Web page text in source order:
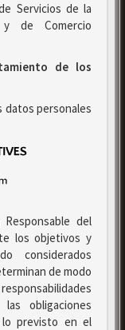
Servicios de la
de Comercio
de los
datos personales
del
los objetivos y
considerados
de modo
obligaciones
lo previsto en el